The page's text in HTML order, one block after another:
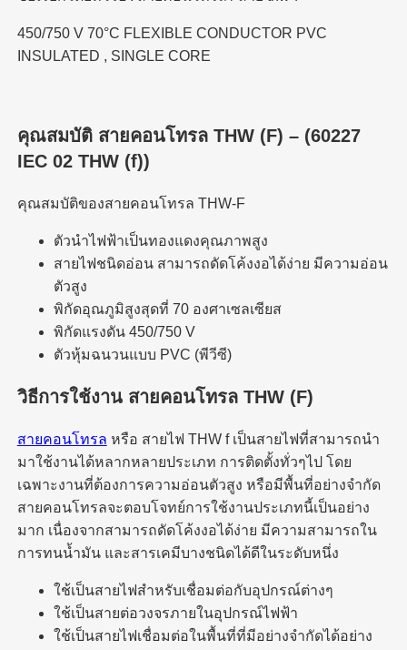
450/750 V 70°C FLEXIBLE CONDUCTOR PVC
INSULATED , SINGLE CORE
คุณสมบัติ สายคอนโทรล THW (F) – (60227
IEC 02 THW (f))
คุณสมบัติของสายคอนโทรล THW-F
ตัวนำไฟฟ้าเป็นทองแดงคุณภาพสูง
สายไฟชนิดอ่อน สามารถดัดโค้งงอได้ง่าย มีความอ่อน
ตัวสูง
พิกัดอุณภูมิสูงสุดที่ 70 องศาเซลเซียส
พิกัดแรงดัน 450/750 V
ตัวหุ้มฉนวนแบบ PVC (พีวีซี)
วิธีการใช้งาน สายคอนโทรล THW (F)
สายคอนโทรล หรือ สายไฟ THW f เป็นสายไฟที่สามารถนำ
มาใช้งานได้หลากหลายประเภท การติดตั้งทั่วๆไป โดย
เฉพาะงานที่ต้องการความอ่อนตัวสูง หรือมีพื้นที่อย่างจำกัด
สายคอนโทรลจะตอบโจทย์การใช้งานประเภทนี้เป็นอย่าง
มาก เนื่องจากสามารถดัดโค้งงอได้ง่าย มีความสามารถใน
การทนน้ำมัน และสารเคมีบางชนิดได้ดีในระดับหนึ่ง
ใช้เป็นสายไฟสำหรับเชื่อมต่อกับอุปกรณ์ต่างๆ
ใช้เป็นสายต่อวงจรภายในอุปกรณ์ไฟฟ้า
ใช้เป็นสายไฟเชื่อมต่อในพื้นที่ที่มีอย่างจำกัดได้อย่าง